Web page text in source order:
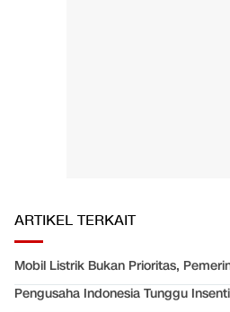
ARTIKEL TERKAIT
Mobil Listrik Bukan Prioritas,
Pengusaha Indonesia Tunggu